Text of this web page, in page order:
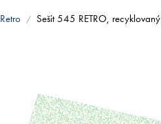
Retro / Sešit 545 RETRO, recyklovaný